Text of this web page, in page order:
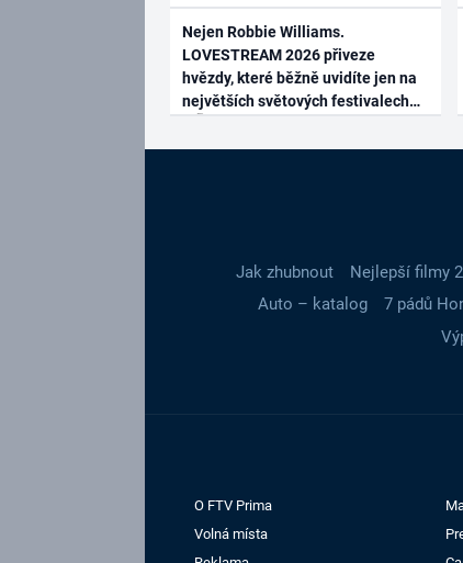
Nejen Robbie Williams.
LOVESTREAM 2026 přiveze
hvězdy, které běžně uvidíte jen na
největších světových festivalech
Jak zhubnout Nejlepší filmy
Auto – katalog
7 pádů
O FTV Prima
Volná místa